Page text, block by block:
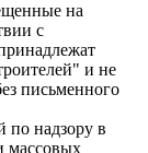
на
с
и не
письменного
по надзору в
массовых